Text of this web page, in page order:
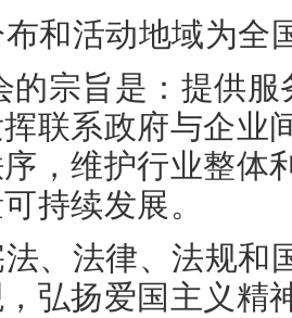
和活动地域为全
宗旨是：提供服
联系政府与企业
，维护行业整体
持续发展。
、法律、法规和
弘扬爱国主义精